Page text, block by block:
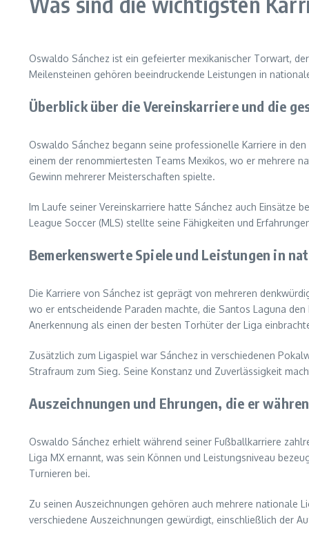
Oswaldo Sánchez ist ein gefeierter mexikanischer Torwart,
Meilensteinen gehören beeindruckende Leistungen in
Überblick über die Vereinskarriere und die
Oswaldo Sánchez begann seine professionelle Karriere in
einem der renommiertesten Teams Mexikos, wo er mehrere
Gewinn mehrerer Meisterschaften spielte.
Im Laufe seiner Vereinskarriere hatte Sánchez auch Einsätze
League Soccer (MLS) stellte seine Fähigkeiten und
Bemerkenswerte Spiele und Leistungen in
Die Karriere von Sánchez ist geprägt von mehreren
wo er entscheidende Paraden machte, die Santos Laguna
Anerkennung als einen der besten Torhüter der Liga
Zusätzlich zum Ligaspiel war Sánchez in verschiedenen
Strafraum zum Sieg. Seine Konstanz und Zuverlässigkeit
Auszeichnungen und Ehrungen, die er
Oswaldo Sánchez erhielt während seiner Fußballkarriere
Liga MX ernannt, was sein Können und Leistungsniveau
Turnieren bei.
Zu seinen Auszeichnungen gehören auch mehrere nationale
verschiedene Auszeichnungen gewürdigt, einschließlich der